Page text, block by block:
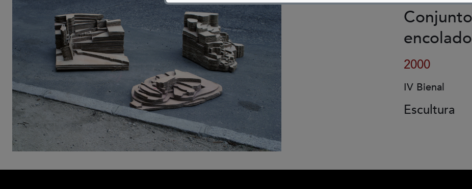
encolado
2000
IV Bienal
Escultura